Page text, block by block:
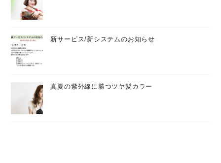
新サービス/新システムのお知らせ
真夏の紫外線に勝つツヤ髪カラー